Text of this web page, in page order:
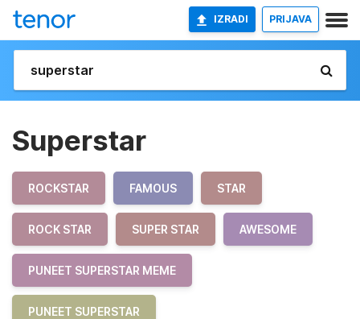
IZRADI PRIJAVA
Superstar
ROCKSTAR FAMOUS STAR
ROCK STAR SUPER STAR AWESOME
PUNEET SUPERSTAR MEME
PUNEET SUPERSTAR